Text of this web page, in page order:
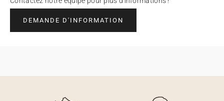
DEMANDE D'INFORMATION